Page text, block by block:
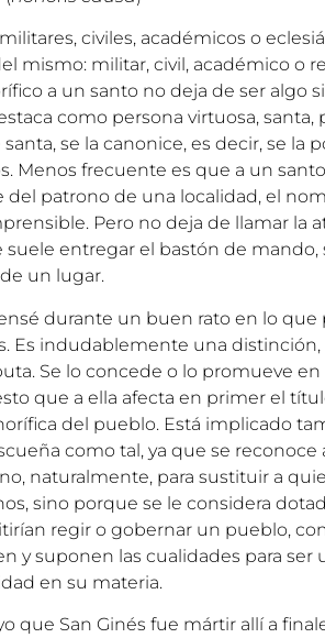
civiles, académicos o
mismo: militar, civil, académico o
a un santo no deja de ser algo
como persona virtuosa, santa,
se la canonice, es decir, se la
Menos frecuente es que a un
del patrono de una localidad, el
Pero no deja de llamar la
entregar el bastón de mando,
un lugar.
durante un buen rato en lo que
Es indudablemente una distinción,
Se lo concede o lo promueve
que a ella afecta en primer el
del pueblo. Está implicado
como tal, ya que se reconoce
naturalmente, para sustituir a
sino porque se le considera
regir o gobernar un pueblo,
y suponen las cualidades para ser
en su materia.
que San Ginés fue mártir allí a